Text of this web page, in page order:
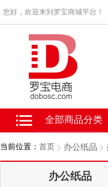
您好，欢迎来到罗宝商城平台！
全部商品分类
当前位置： 首页 办公纸品
办公纸品